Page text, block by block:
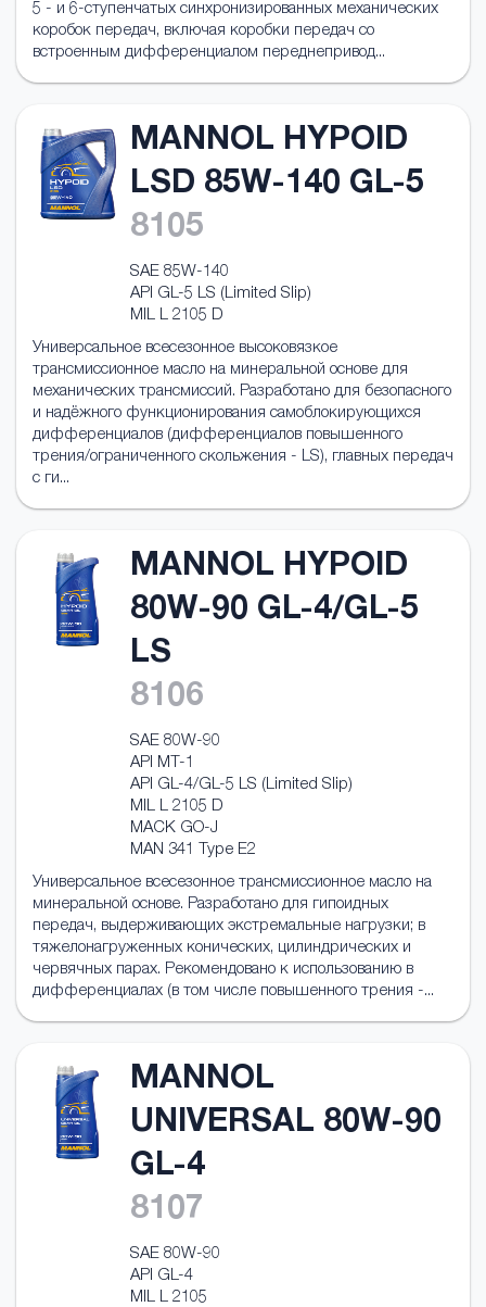
5 - и 6-ступенчатых синхронизированных механических
коробок передач, включая коробки передач со
встроенным дифференциалом переднепривод...
MANNOL HYPOID
LSD 85W-140 GL-5
8105
SAE 85W-140
API GL-5 LS (Limited Slip)
MIL L 2105 D
Универсальное всесезонное высоковязкое
трансмисcионное масло на минеральной основе для
механических трансмиссий. Разработано для безопасного
и надёжного функционирования самоблокирующихся
дифференциалов (дифференциалов повышенного
трения/ограниченного скольжения - LS), главных передач
с ги...
MANNOL HYPOID
80W-90 GL-4/GL-5
LS
8106
SAE 80W-90
API MT-1
API GL-4/GL-5 LS (Limited Slip)
MIL L 2105 D
MACK GO-J
MAN 341 Type E2
Универсальное всесезонное трансмисcионное масло на
минеральной основе. Разработано для гипоидных
передач, выдерживающих экстремальные нагрузки; в
тяжелонагруженных конических, цилиндрических и
червячных парах. Рекомендовано к использованию в
дифференциалах (в том числе повышенного трения -...
MANNOL
UNIVERSAL 80W-90
GL-4
8107
SAE 80W-90
API GL-4
MIL L 2105